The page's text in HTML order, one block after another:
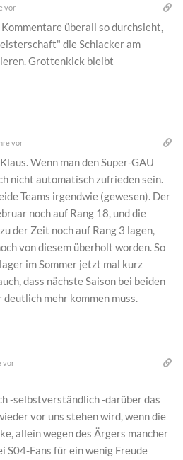
vor
überall so durchsieht,
die Schlacker am
Grottenkick bleibt
vor
Wenn man den Super-GAU
nicht automatisch zufrieden sein.
Teams irgendwie (gewesen). Der
noch auf Rang 18, und die
der Zeit noch auf Rang 3 lagen,
von diesem überholt worden. So
im Sommer jetzt mal kurz
dass nächste Saison bei beiden
mehr kommen muss.
vor
-selbstverständlich -darüber das
vor uns stehen wird, wenn die
allein wegen des Ärgers mancher
S04-Fans für ein wenig Freude